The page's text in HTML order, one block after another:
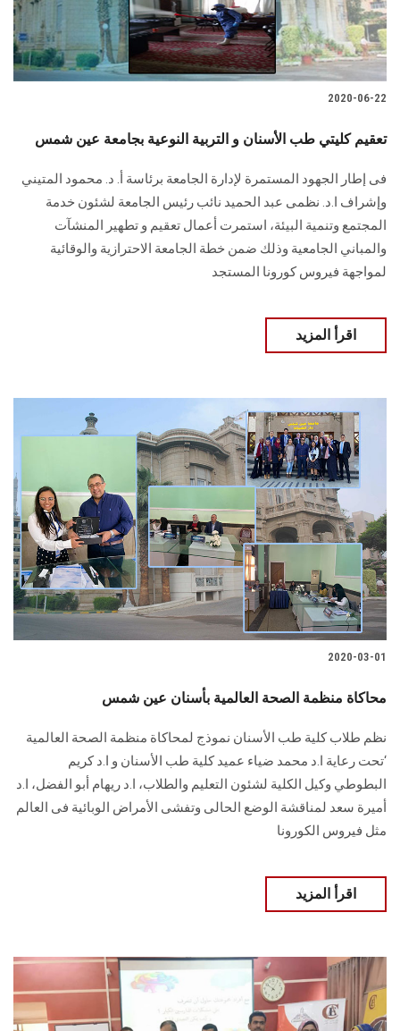
هيئة التدريس
الخريجين
الموظفون
2020-06-22
تعقيم كليتي طب الأسنان و التربية النوعية بجامعة عين شمس
فى إطار الجهود المستمرة لإدارة الجامعة برئاسة أ. د. محمود المتيني
وإشراف ا.د. نظمى عبد الحميد نائب رئيس الجامعة لشئون خدمة
المجتمع وتنمية البيئة، استمرت أعمال تعقيم و تطهير المنشآت
والمباني الجامعية وذلك ضمن خطة الجامعة الاحترازية والوقائية
لمواجهة فيروس كورونا المستجد
اقرأ المزيد
2020-03-01
محاكاة منظمة الصحة العالمية بأسنان عين شمس
نظم طلاب كلية طب الأسنان نموذج لمحاكاة منظمة الصحة العالمية
‘تحت رعاية ا.د محمد ضياء عميد كلية طب الأسنان و ا.د كريم
البطوطي وكيل الكلية لشئون التعليم والطلاب، ا.د ريهام أبو الفضل، ا.د
أميرة سعد لمناقشة الوضع الحالى وتفشى الأمراض الوبائية فى العالم
مثل فيروس الكورونا
اقرأ المزيد